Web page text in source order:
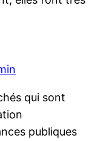
qui sont
publiques